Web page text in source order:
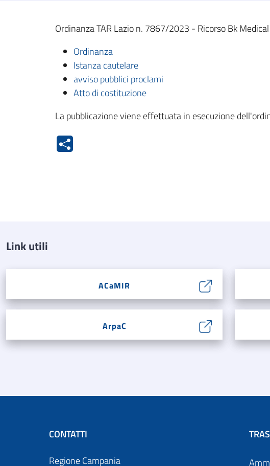
Ordinanza TAR Lazio n. 7867/2023 - Ricorso Bk
Ordinanza
Istanza cautelare
avviso pubblici proclami
Atto di costituzione
La pubblicazione viene effettuata in esecuzione
Link utili
ACaMIR
ArpaC
CONTATTI
Regione Campania